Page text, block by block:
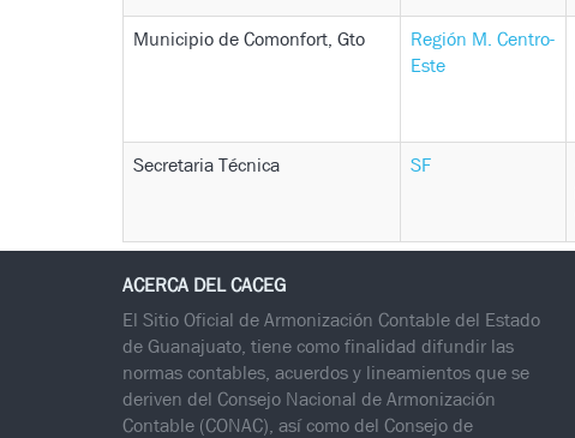
Municipio de Comonfort, Gto
Región M. Centro-
Este
Secretaria Técnica SF
ACERCA DEL CACEG
El Sitio Oficial de Armonización Contable del Estado
de Guanajuato, tiene como finalidad difundir las
normas contables, acuerdos y lineamientos que se
deriven del Consejo Nacional de Armonización
Contable (CONAC), así como del Consejo de